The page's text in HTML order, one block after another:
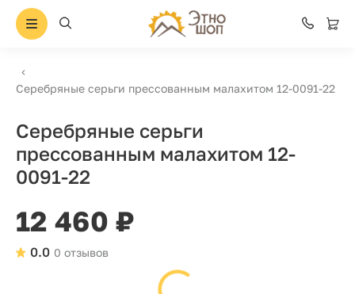
Серебряные серьги прессованным малахитом 12-0091-22
Серебряные серьги
прессованным малахитом 12-
0091-22
12 460 ₽
0 отзывов
0.0